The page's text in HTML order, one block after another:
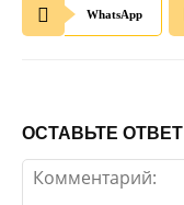
WhatsApp
ОСТАВЬТЕ ОТВЕТ